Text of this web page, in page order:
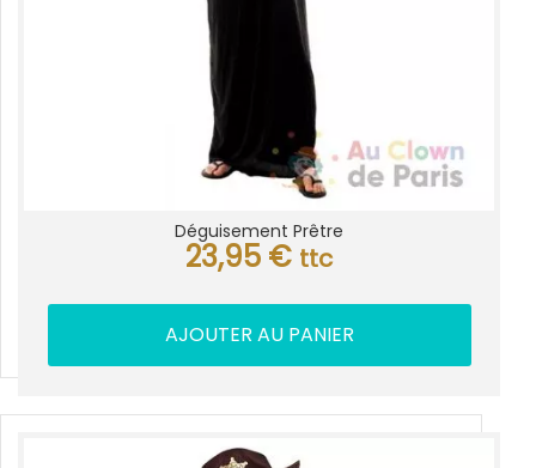
Déguisement Prêtre
23,95 € ttc
AJOUTER AU PANIER